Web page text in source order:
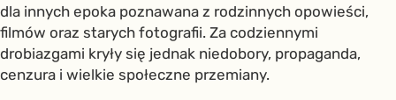
dla innych epoka poznawana z rodzinnych opowieści,
filmów oraz starych fotografii. Za codziennymi
drobiazgami kryły się jednak niedobory, propaganda,
cenzura i wielkie społeczne przemiany.